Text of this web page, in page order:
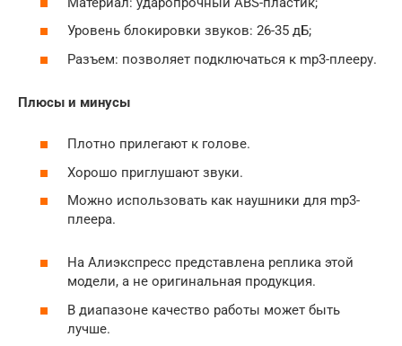
Уровень блокировки звуков: 26-35 дБ;
Разъем: позволяет подключаться к mp3-плееру.
Плюсы и минусы
Плотно прилегают к голове.
Хорошо приглушают звуки.
Можно использовать как наушники для mp3-
плеера.
На Алиэкспресс представлена реплика этой
модели, а не оригинальная продукция.
В диапазоне качество работы может быть
лучше.